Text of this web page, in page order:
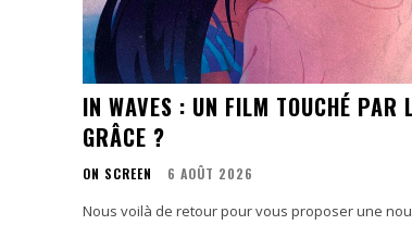
IN WAVES : UN FILM TOUCHÉ PAR
GRÂCE ?
ON SCREEN 6 AOÛT 2026
Nous voilà de retour pour vous proposer une